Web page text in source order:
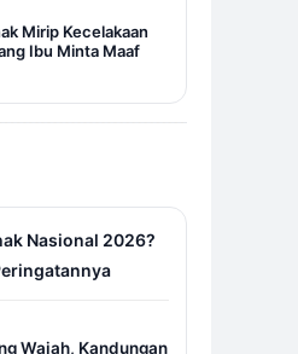
Mirip Kecelakaan
Ibu Minta Maaf
Nasional 2026?
Wajah, Kandungan